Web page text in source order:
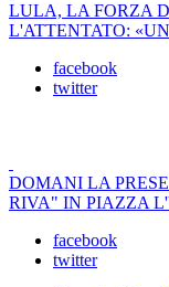
LULA, LA FORZA
L'ATTENTATO:
facebook
twitter
DOMANI LA
RIVA" IN PIAZZA
facebook
twitter